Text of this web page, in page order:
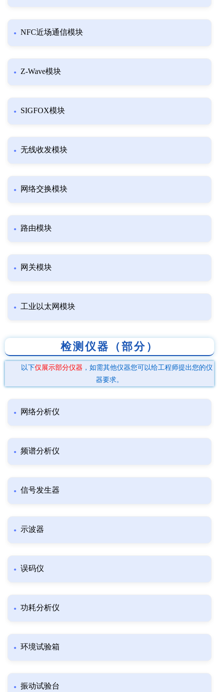
NFC近场通信模块
Z-Wave模块
SIGFOX模块
无线收发模块
网络交换模块
路由模块
网关模块
工业以太网模块
检测仪器（部分）
以下仅展示部分仪器 ，如需其他仪器您可以给工程师提出您的仪
器要求。
网络分析仪
频谱分析仪
信号发生器
示波器
误码仪
功耗分析仪
环境试验箱
振动试验台